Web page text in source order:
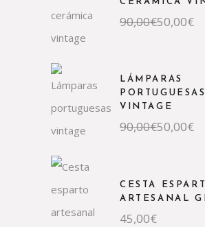
90,00€50,00€
LÁMPARAS
PORTUGUESAS
VINTAGE
90,00€50,00€
CESTA
ARTESANAL
45,00€